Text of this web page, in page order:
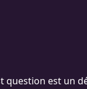
question est un